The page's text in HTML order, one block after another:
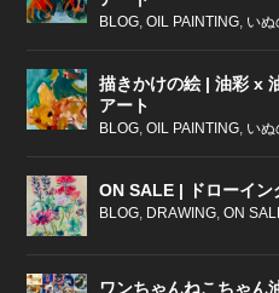
BLOG,OIL PAINTING, い
描きかけの絵 | 油彩 x
アート
BLOG,OIL PAINTING, い
ON SALE | ドローイ
BLOG, DRAWING,ON
ワンちゃんねこちゃん